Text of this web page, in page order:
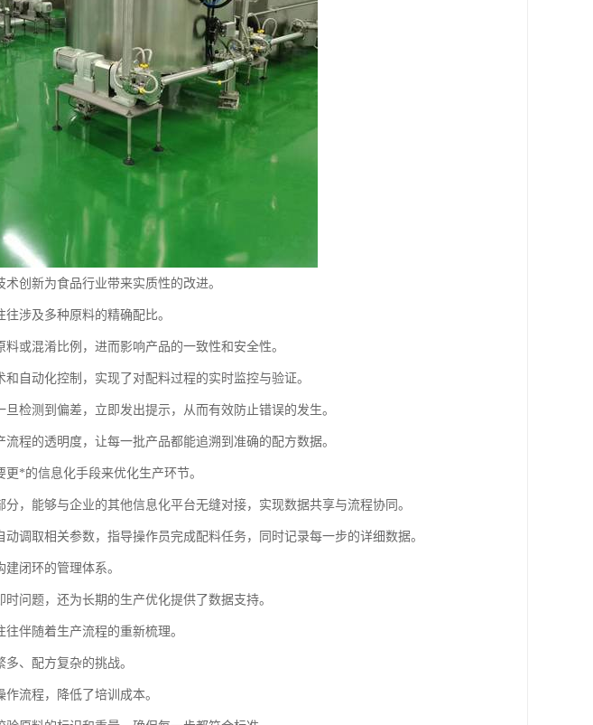
创新为食品行业带来实质性的改进。
涉及多种原料的精确配比。
或混淆比例，进而影响产品的一致性和安全性。
自动化控制，实现了对配料过程的实时监控与验证。
检测到偏差，立即发出提示，从而有效防止错误的发生。
程的透明度，让每一批产品都能追溯到准确的配方数据。
*的信息化手段来优化生产环节。
，能够与企业的其他信息化平台无缝对接，实现数据共享与流程协同。
调取相关参数，指导操作员完成配料任务，同时记录每一步的详细数据。
闭环的管理体系。
问题，还为长期的生产优化提供了数据支持。
伴随着生产流程的重新梳理。
、配方复杂的挑战。
流程，降低了培训成本。